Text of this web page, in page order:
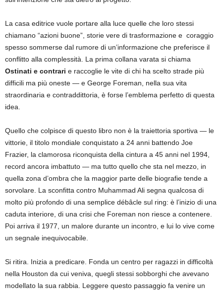
La casa editrice vuole portare alla luce quelle che loro stessi
chiamano “azioni buone”, storie vere di trasformazione e coraggio
spesso sommerse dal rumore di un’informazione che preferisce il
conflitto alla complessità. La prima collana varata si chiama
Ostinati e contrari e raccoglie le vite di chi ha scelto strade più
difficili ma più oneste — e George Foreman, nella sua vita
straordinaria e contraddittoria, è forse l’emblema perfetto di questa
idea.
Quello che colpisce di questo libro non è la traiettoria sportiva — le
vittorie, il titolo mondiale conquistato a 24 anni battendo Joe
Frazier, la clamorosa riconquista della cintura a 45 anni nel 1994,
record ancora imbattuto — ma tutto quello che sta nel mezzo, in
quella zona d’ombra che la maggior parte delle biografie tende a
sorvolare. La sconfitta contro Muhammad Ali segna qualcosa di
molto più profondo di una semplice débâcle sul ring: è l’inizio di una
caduta interiore, di una crisi che Foreman non riesce a contenere.
Poi arriva il 1977, un malore durante un incontro, e lui lo vive come
un segnale inequivocabile.
Si ritira. Inizia a predicare. Fonda un centro per ragazzi in difficoltà
nella Houston da cui veniva, quegli stessi sobborghi che avevano
modellato la sua rabbia. Leggere questo passaggio fa venire un